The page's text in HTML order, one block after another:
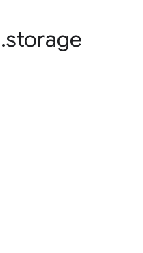
.storage